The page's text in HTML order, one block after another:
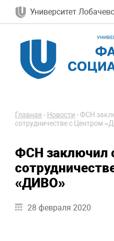
Университет
Главная - Новости -ФСН
сотрудничестве с Центром
ФСН заключил
«ДИВО»
28 февраля 2020